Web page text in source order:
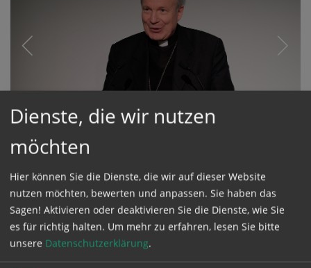
Statement von Kardinal Christoph Schönborn beim
Wiener Raiffeisen-Haus.
Zustimmung erforderlich!
Dienste, die wir nutzen
möchten
Hier können Sie die Dienste, die wir auf dieser Website
nutzen möchten, bewerten und anpassen. Sie haben das
Sagen! Aktivieren oder deaktivieren Sie die Dienste, wie Sie
es für richtig halten. Um mehr zu erfahren, lesen Sie bitte
unsere Datenschutzerklärung.